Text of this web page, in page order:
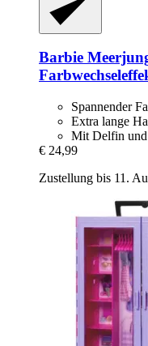
Barbie
Spannender
Extra lange
Mit Delfin und
€ 24,99
Zustellung bis 11.